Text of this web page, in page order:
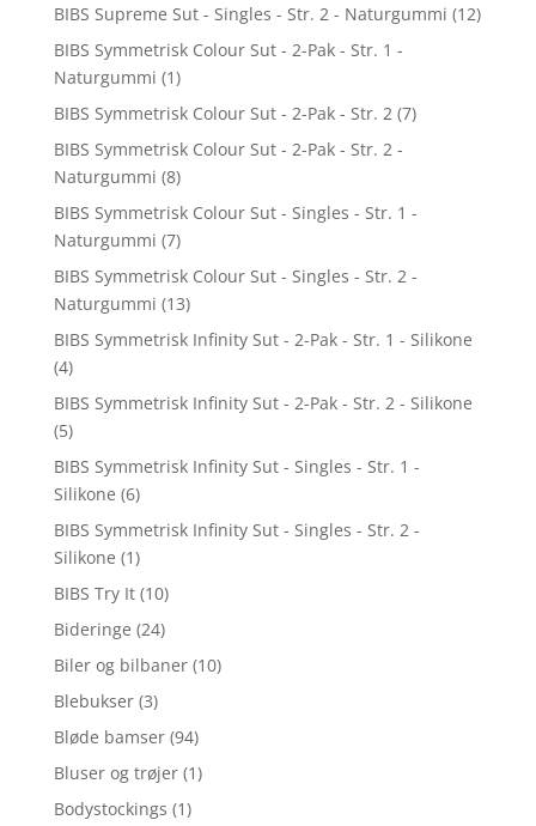
BIBS Supreme Sut - Singles - Str. 2 - Naturgummi (12)
BIBS Symmetrisk Colour Sut - 2-Pak - Str. 1 -
Naturgummi (1)
BIBS Symmetrisk Colour Sut - 2-Pak - Str. 2 (7)
BIBS Symmetrisk Colour Sut - 2-Pak - Str. 2 -
Naturgummi (8)
BIBS Symmetrisk Colour Sut - Singles - Str. 1 -
Naturgummi (7)
BIBS Symmetrisk Colour Sut - Singles - Str. 2 -
Naturgummi (13)
BIBS Symmetrisk Infinity Sut - 2-Pak - Str. 1 - Silikone
(4)
BIBS Symmetrisk Infinity Sut - 2-Pak - Str. 2 - Silikone
(5)
BIBS Symmetrisk Infinity Sut - Singles - Str. 1 -
Silikone (6)
BIBS Symmetrisk Infinity Sut - Singles - Str. 2 -
Silikone (1)
BIBS Try It (10)
Bideringe (24)
Biler og bilbaner (10)
Blebukser (3)
Bløde bamser (94)
Bluser og trøjer (1)
Bodystockings (1)